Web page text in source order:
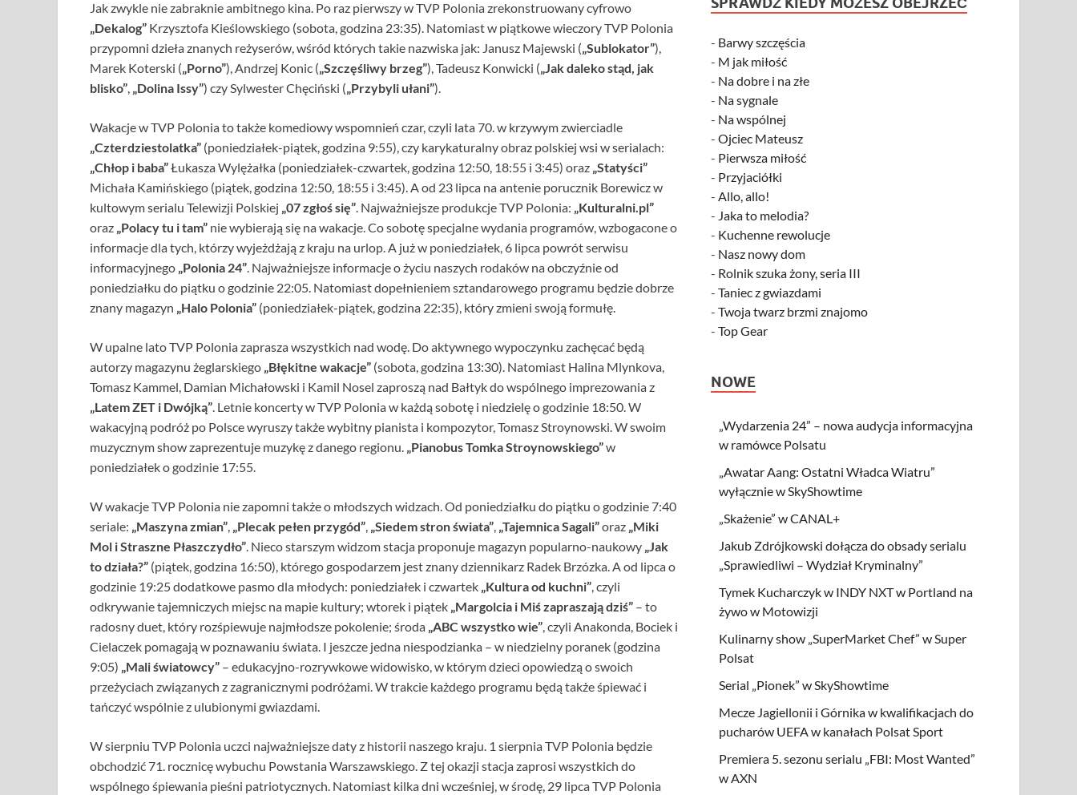
Jak zwykle nie zabraknie ambitnego kina. Po raz pierwszy w TVP Polonia zrekonstruowany cyfrowo
„Dekalog” Krzysztofa Kieślowskiego (sobota, godzina 23:35). Natomiast w piątkowe wieczory TVP Polonia
przypomni dzieła znanych reżyserów, wśród których takie nazwiska jak: Janusz Majewski („Sublokator”),
Marek Koterski („Porno”), Andrzej Konic („Szczęśliwy brzeg”), Tadeusz Konwicki („Jak daleko stąd, jak
blisko”, „Dolina Issy”) czy Sylwester Chęciński („Przybyli ułani”).
Wakacje w TVP Polonia to także komediowy wspomnień czar, czyli lata 70. w krzywym zwierciadle
„Czterdziestolatka” (poniedziałek-piątek, godzina 9:55), czy karykaturalny obraz polskiej wsi w serialach:
„Chłop i baba”Łukasza Wylężałka (poniedziałek-czwartek, godzina 12:50, 18:55 i 3:45) oraz „Statyści”
Michała Kamińskiego (piątek, godzina 12:50, 18:55 i 3:45). A od 23 lipca na antenie porucznik Borewicz w
kultowym serialu Telewizji Polskiej „07 zgłoś się”. Najważniejsze produkcje TVP Polonia: „Kulturalni.pl”
oraz „Polacy tu i tam” nie wybierają się na wakacje. Co sobotę specjalne wydania programów, wzbogacone o
informacje dla tych, którzy wyjeżdżają z kraju na urlop. A już w poniedziałek, 6 lipca powrót serwisu
informacyjnego „Polonia 24”. Najważniejsze informacje o życiu naszych rodaków na obczyźnie od
poniedziałku do piątku o godzinie 22:05. Natomiast dopełnieniem sztandarowego programu będzie dobrze
znany magazyn „Halo Polonia” (poniedziałek-piątek, godzina 22:35), który zmieni swoją formułę.
W upalne lato TVP Polonia zaprasza wszystkich nad wodę. Do aktywnego wypoczynku zachęcać będą
autorzy magazynu żeglarskiego „Błękitne wakacje” (sobota, godzina 13:30). Natomiast Halina Mlynkova,
Tomasz Kammel, Damian Michałowski i Kamil Nosel zaproszą nad Bałtyk do wspólnego imprezowania z
„Latem ZET i Dwójką”. Letnie koncerty w TVP Polonia w każdą sobotę i niedzielę o godzinie 18:50. W
wakacyjną podróż po Polsce wyruszy także wybitny pianista i kompozytor, Tomasz Stroynowski. W swoim
muzycznym show zaprezentuje muzykę z danego regionu. „Pianobus Tomka Stroynowskiego”w
poniedziałek o godzinie 17:55.
W wakacje TVP Polonia nie zapomni także o młodszych widzach. Od poniedziałku do piątku o godzinie 7:40
seriale: „Maszyna zmian”, „Plecak pełen przygód”, „Siedem stron świata”, „Tajemnica Sagali”oraz „Miki
Mol i Straszne Płaszczydło”. Nieco starszym widzom stacja proponuje magazyn popularno-naukowy „Jak
to działa?” (piątek, godzina 16:50), którego gospodarzem jest znany dziennikarz Radek Brzózka. A od lipca o
godzinie 19:25 dodatkowe pasmo dla młodych: poniedziałek i czwartek „Kultura od kuchni”, czyli
odkrywanie tajemniczych miejsc na mapie kultury; wtorek i piątek „Margolcia i Miś zapraszają dziś” – to
radosny duet, który rozśpiewuje najmłodsze pokolenie; środa „ABC wszystko wie”, czyli Anakonda, Bociek i
Cielaczek pomagają w poznawaniu świata. I jeszcze jedna niespodzianka – w niedzielny poranek (godzina
9:05) „Mali światowcy” – edukacyjno-rozrywkowe widowisko, w którym dzieci opowiedzą o swoich
przeżyciach związanych z zagranicznymi podróżami. W trakcie każdego programu będą także śpiewać i
tańczyć wspólnie z ulubionymi gwiazdami.
W sierpniu TVP Polonia uczci najważniejsze daty z historii naszego kraju. 1 sierpnia TVP Polonia będzie
obchodzić 71. rocznicę wybuchu Powstania Warszawskiego. Z tej okazji stacja zaprosi wszystkich do
wspólnego śpiewania pieśni patriotycznych. Natomiast kilka dni wcześniej, w środę, 29 lipca TVP Polonia
- Barwy szczęścia
- M jak miłość
- Na dobre i na złe
- Na sygnale
- Na wspólnej
-Ojciec Mateusz
- Pierwsza miłość
- Przyjaciółki
-Allo, allo!
- Jaka to melodia?
- Kuchenne rewolucje
- Nasz nowy dom
- Rolnik szuka żony, seria III
-Taniec z gwiazdami
-Twoja twarz brzmi znajomo
-Top Gear
NOWE
„Wydarzenia 24” – nowa audycja informacyjna
w ramówce Polsatu
„Awatar Aang: Ostatni Władca Wiatru”
wyłącznie w SkyShowtime
„Skażenie” w CANAL+
Jakub Zdrójkowski dołącza do obsady serialu
„Sprawiedliwi – Wydział Kryminalny”
Tymek Kucharczyk w INDY NXT w Portland na
żywo w Motowizji
Kulinarny show „SuperMarket Chef” w Super
Polsat
Serial „Pionek” w SkyShowtime
Mecze Jagiellonii i Górnika w kwalifikacjach do
pucharów UEFA w kanałach Polsat Sport
Premiera 5. sezonu serialu „FBI: Most Wanted”
w AXN